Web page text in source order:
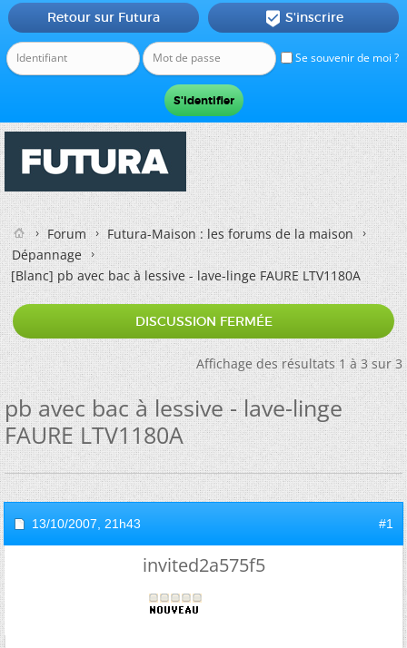
Se souvenir de moi ?
Retour sur Futura  S'inscrire
Forum
Futura-Maison : les forums de la maison
Dépannage
[Blanc]pb avec bac à lessive - lave-linge FAURE LTV1180A
DISCUSSION FERMÉE
Affichage des résultats 1 à 3 sur 3
pb avec bac à lessive - lave-linge
FAURE LTV1180A
13/10/2007, 21h43 #1
invited2a575f5